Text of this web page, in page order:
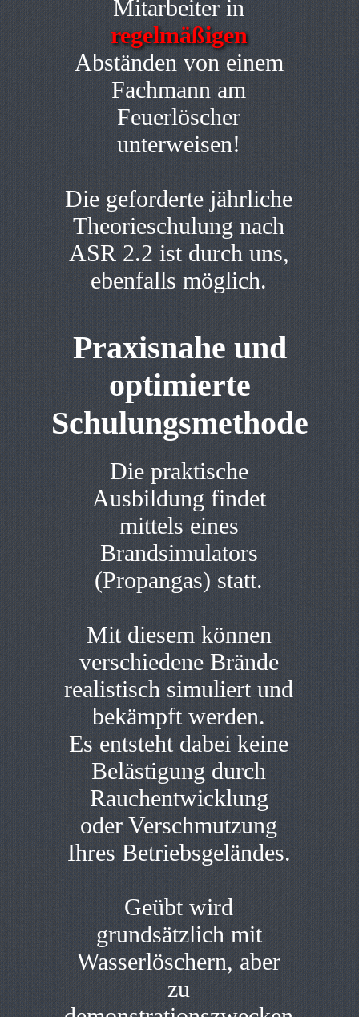
Mitarbeiter in
regelmäßigen
Abständen von einem
Fachmann am
Feuerlöscher
unterweisen!
Die geforderte jährliche
Theorieschulung nach
ASR 2.2 ist durch uns,
ebenfalls möglich.
Praxisnahe und
optimierte
Schulungsmethode
Die praktische
Ausbildung findet
mittels eines
Brandsimulators
(Propangas) statt.
Mit diesem können
verschiedene Brände
realistisch simuliert und
bekämpft werden.
Es entsteht dabei keine
Belästigung durch
Rauchentwicklung
oder Verschmutzung
Ihres Betriebsgeländes.
Geübt wird
grundsätzlich mit
Wasserlöschern, aber
zu